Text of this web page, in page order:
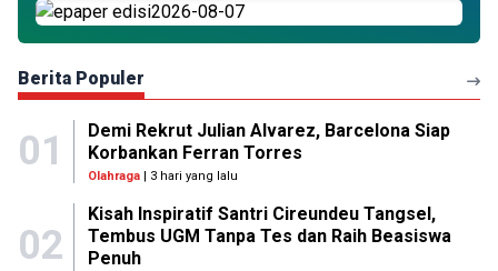
Berita Populer
01
Demi Rekrut Julian Alvarez, Barcelona Siap
Korbankan Ferran Torres
Olahraga| 3 hari yang lalu
02
Kisah Inspiratif Santri Cireundeu Tangsel,
Tembus UGM Tanpa Tes dan Raih Beasiswa
Penuh